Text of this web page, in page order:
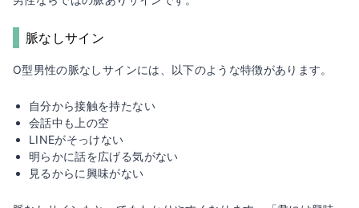
脈なしサイン
O型男性の脈なしサインには、以下のような特徴があります。
自分から接触を持たない
会話中も上の空
LINEがそっけない
明らかに話を広げる気がない
見るからに興味がない